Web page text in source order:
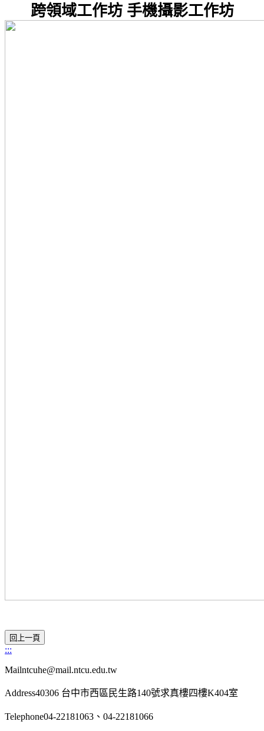
跨領域工作坊 手機攝影工作坊
:::
Mailntcuhe@mail.ntcu.edu.tw
Address40306 台中市西區民生路140號求真樓四樓K404室
Telephone04-22181063、04-22181066